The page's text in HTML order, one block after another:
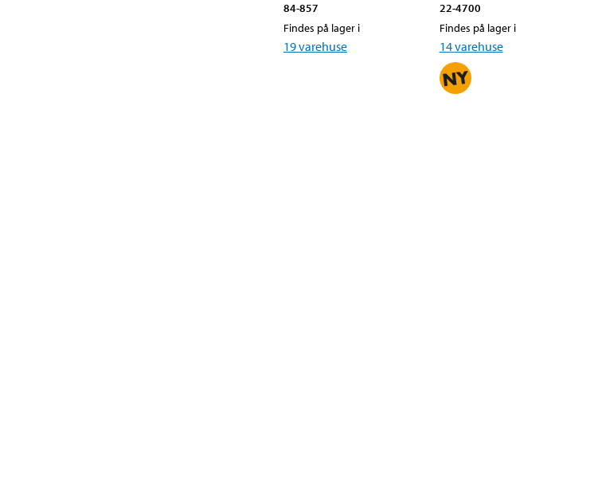
84-857
Findes på lager i
19varehuse
22-4700
Findes på lager i
14varehuse